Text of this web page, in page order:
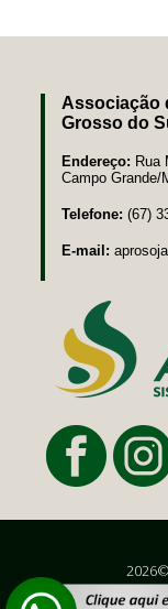
Associação
Grosso do
Endereço: Rua
Campo Grande/
Telefone: (67)
E-mail: